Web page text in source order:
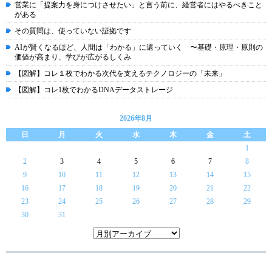
営業に「提案力を身につけさせたい」と言う前に、経営者にはやるべきこと
がある
その質問は、使っていない証拠です
AIが賢くなるほど、人間は「わかる」に還っていく 〜基礎・原理・原則の
価値が高まり、学びが広がるしくみ
【図解】コレ１枚でわかる次代を支えるテクノロジーの「未来」
【図解】コレ1枚でわかるDNAデータストレージ
2026年8月
日
月 火 水 木 金
土
1
2
3 4 5 6 7
8
9
10 11 12 13 14
15
16
17 18 19 20 21
22
23
24 25 26 27 28
29
30
31